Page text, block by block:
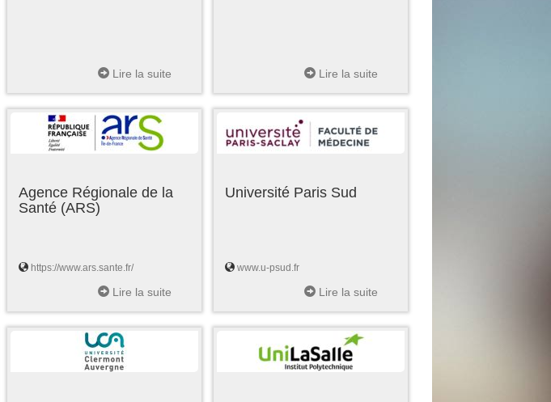
Lire la suite Lire la suite
Agence Régionale de la
Santé (ARS)
https://www.ars.sante.fr/
Lire la suite
Université Paris Sud
www.u-psud.fr
Lire la suite